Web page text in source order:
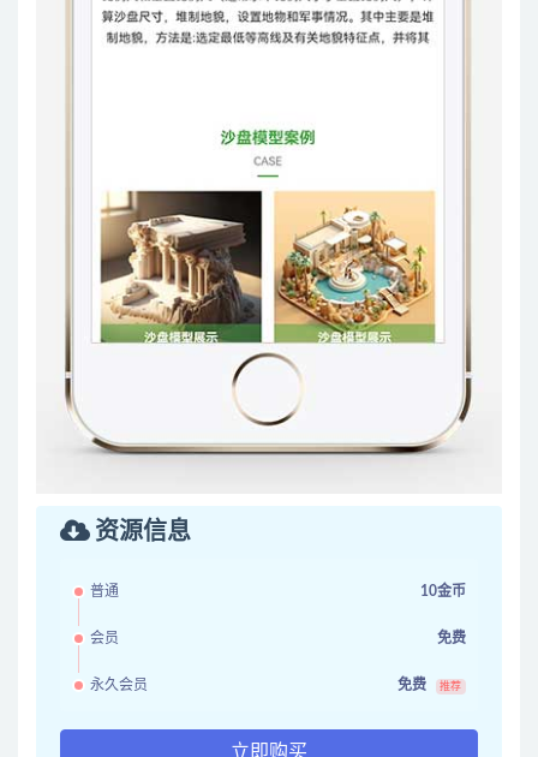
资源信息
普通 10金币
会员 免费
永久会员 免费 推荐
立即购买